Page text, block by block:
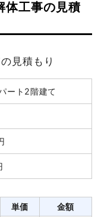
円
円
1,502,400円
40,000円
体工事の見積
見積もり
ート2階建て
単価
金額